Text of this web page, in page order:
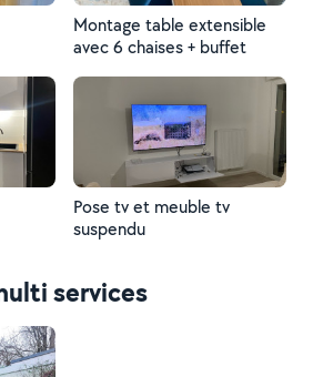
Montage table extensible
avec 6 chaises + buffet
Pose tv et meuble tv
suspendu
services